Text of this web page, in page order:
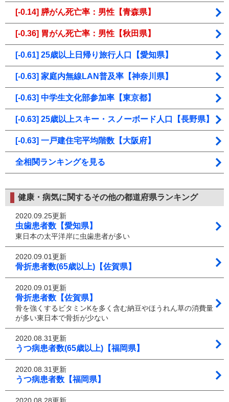
[-0.14] 膵がん死亡率：男性【青森県】
[-0.36] 胃がん死亡率：男性【秋田県】
[-0.61] 25歳以上日帰り旅行人口【愛知県】
[-0.63] 家庭内無線LAN普及率【神奈川県】
[-0.63] 中学生文化部参加率【東京都】
[-0.63] 25歳以上スキー・スノーボード人口【長野県】
[-0.63] 一戸建住宅平均階数【大阪府】
全相関ランキングを見る
健康・病気に関するその他の都道府県ランキング
2020.09.25更新
虫歯患者数【愛知県】
東日本の太平洋岸に虫歯患者が多い
2020.09.01更新
骨折患者数(65歳以上)【佐賀県】
2020.09.01更新
骨折患者数【佐賀県】
骨を強くするビタミンKを多く含む納豆やほうれん草の消費量
が多い東日本で骨折が少ない
2020.08.31更新
うつ病患者数(65歳以上)【福岡県】
2020.08.31更新
うつ病患者数【福岡県】